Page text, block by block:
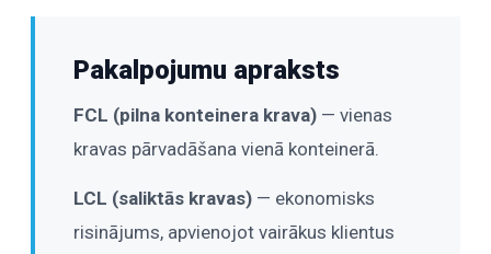
Pakalpojumu apraksts
FCL (pilna konteinera krava) — vienas
kravas pārvadāšana vienā konteinerā.
LCL (saliktās kravas) — ekonomisks
risinājums, apvienojot vairākus klientus